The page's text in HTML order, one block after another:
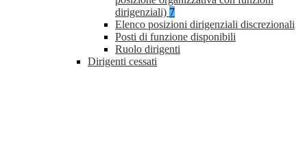
dirigenziali) 7
Elenco posizioni dirigenziali discrezionali
Posti di funzione disponibili
Ruolo dirigenti
Dirigenti cessati